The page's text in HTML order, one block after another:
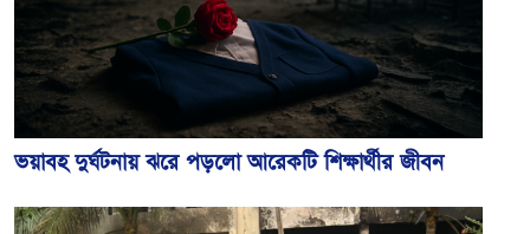
ভয়াবহ দুর্ঘটনায় ঝরে পড়লো আরেকটি শিক্ষার্থীর জীবন